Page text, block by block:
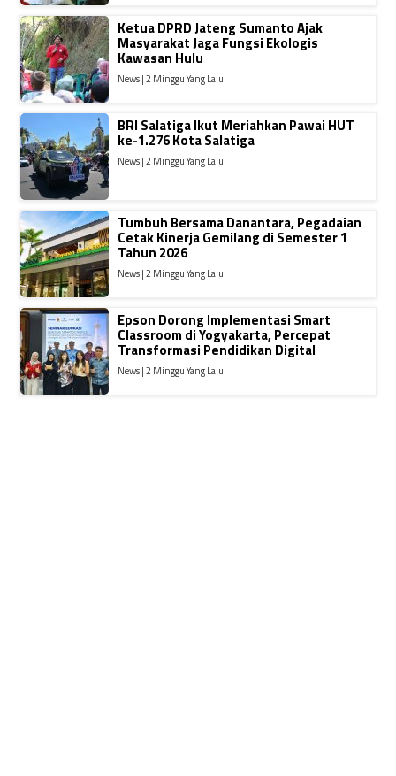
Ketua DPRD Jateng Sumanto Ajak
Masyarakat Jaga Fungsi Ekologis
Kawasan Hulu
News | 2 Minggu Yang Lalu
BRI Salatiga Ikut Meriahkan Pawai HUT
ke-1.276 Kota Salatiga
News | 2 Minggu Yang Lalu
Tumbuh Bersama Danantara, Pegadaian
Cetak Kinerja Gemilang di Semester 1
Tahun 2026
News | 2 Minggu Yang Lalu
Epson Dorong Implementasi Smart
Classroom di Yogyakarta, Percepat
Transformasi Pendidikan Digital
News | 2 Minggu Yang Lalu